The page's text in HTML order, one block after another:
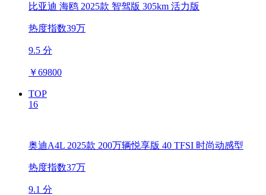
比亚迪 海鸥 2025款 智驾版 305km 活力版
热度指数39万
9.5 分
￥69800
TOP
16
奥迪A4L 2025款 200万辆悦享版 40 TFSI 时尚动感型
热度指数37万
9.1 分